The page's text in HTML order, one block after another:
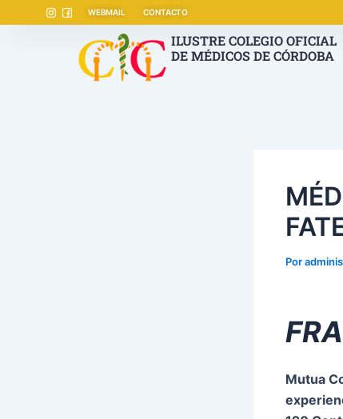
WEBMAIL CONTACTO
ILUSTRE COLEGIO OFICIAL
DE MÉDICOS DE CÓRDOBA
Por
Mutua
entradas